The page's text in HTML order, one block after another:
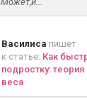
Василиса пишет
к статье: Как
подростку: теория
веса